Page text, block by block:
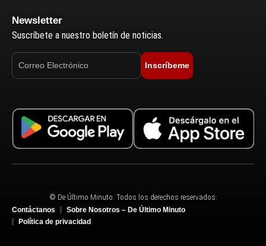
Newsletter
Suscríbete a nuestro boletín de noticias.
Inscríbeme
© De Último Minuto. Todos los derechos reservados.
Contáctanos
Sobre Nosotros – De Último Minuto
Política de privacidad